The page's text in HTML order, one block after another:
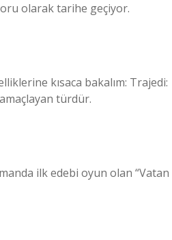
olarak tarihe geçiyor.
kısaca bakalım: Trajedi:
türdür.
ilk edebi oyun olan “Vatan